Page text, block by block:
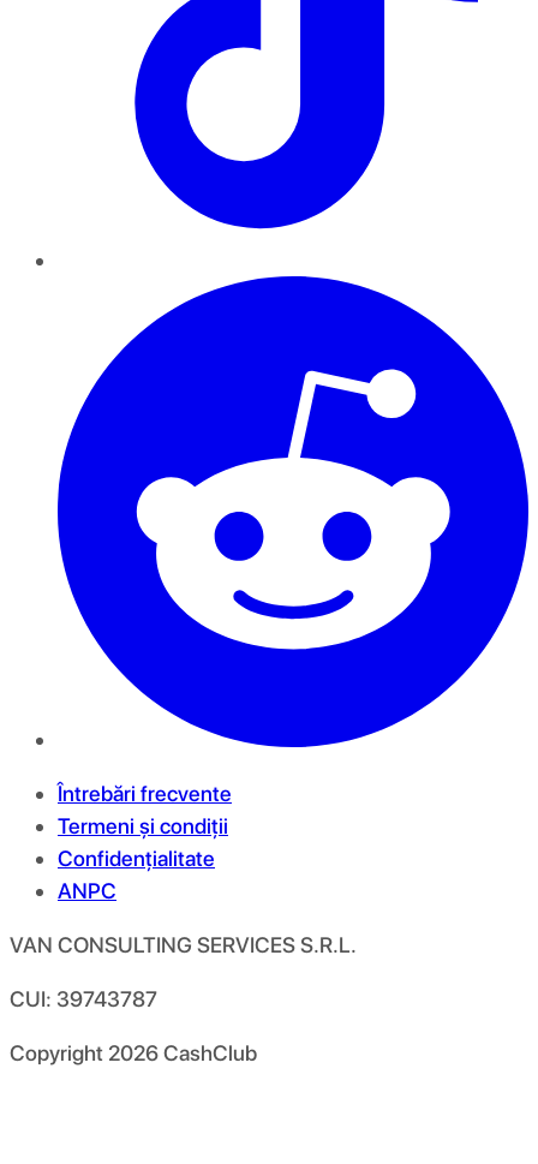
Întrebări frecvente
Termeni și condiții
Confidențialitate
ANPC
VAN CONSULTING SERVICES S.R.L.
CUI: 39743787
Copyright 2026CashClub